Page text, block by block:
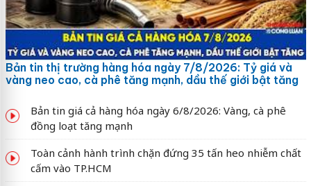
Bản tin thị trường hàng hóa ngày 7/8/2026: Tỷ giá và
vàng neo cao, cà phê tăng mạnh, dầu thế giới bật tăng
Bản tin giá cả hàng hóa ngày 6/8/2026: Vàng, cà phê
đồng loạt tăng mạnh
Toàn cảnh hành trình chặn đứng 35 tấn heo nhiễm chất
cấm vào TP.HCM